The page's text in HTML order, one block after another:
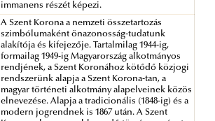
immanens részét képezi.
A Szent Korona a nemzeti összetartozás
szimbólumaként önazonosság-tudatunk
alakítója és kifejezője. Tartalmilag 1944-ig,
formailag 1949-ig Magyarország alkotmányos
rendjének, a Szent Koronához kötődő közjogi
rendszerünk alapja a Szent Korona-tan, a
magyar történeti alkotmány alapelveinek közös
elnevezése. Alapja a tradicionális (1848-ig) és a
modern jogrendnek is 1867 után. A Szent